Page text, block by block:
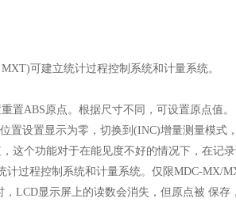
可建立统计过程控制系统和计量系统。
置ABS原点。根据尺寸不同，可设置原点值。
置设置显示为零，切换到(INC)增量测量模式
这个功能对于在能见度不好的情况下，在记
计过程控制系统和计量系统。仅限MDC-MX/
LCD显示屏上的读数会消失，但原点被 保存